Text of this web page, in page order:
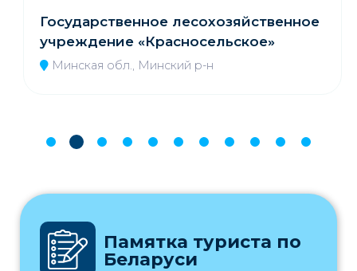
Государственное лесохозяйственное
учреждение «Красносельское»
Минская обл., Минский р-н
Памятка туриста по
Беларуси